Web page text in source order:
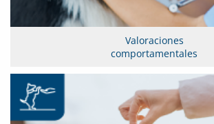
Valoraciones
comportamentales